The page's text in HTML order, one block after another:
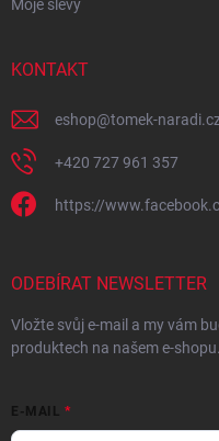
Moje slevy
KONTAKT
eshop@tomek-
+420 727 961 357
https://
ODEBÍRAT NEWSLETTER
Vložte svůj e-mail a my vám
produktech na našem e-shopu.
E-MAIL